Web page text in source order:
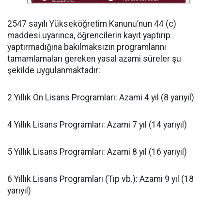
​2547 sayılı Yükseköğretim Kanunu’nun 44 (c)
maddesi uyarınca, öğrencilerin kayıt yaptırıp
yaptırmadığına bakılmaksızın programlarını
tamamlamaları gereken yasal azami süreler şu
şekilde uygulanmaktadır:
​2 Yıllık Ön Lisans Programları: Azami 4 yıl (8 yarıyıl)
​4 Yıllık Lisans Programları: Azami 7 yıl (14 yarıyıl)
​5 Yıllık Lisans Programları: Azami 8 yıl (16 yarıyıl)
​6 Yıllık Lisans Programları (Tıp vb.): Azami 9 yıl (18
yarıyıl)